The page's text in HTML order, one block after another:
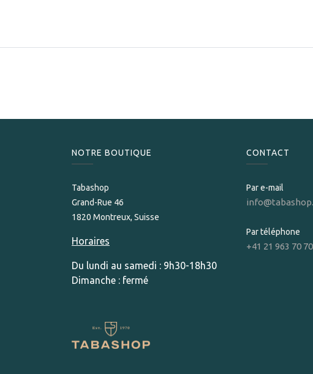
NOTRE BOUTIQUE
Tabashop
Grand-Rue 46
1820 Montreux, Suisse
Horaires
Du lundi au samedi : 9h30-18h30
Dimanche : fermé
CONTACT
Par e-mail
Par téléphone
+41 21 963 70 70